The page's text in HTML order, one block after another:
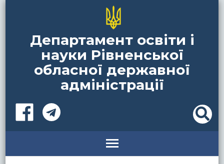
Департамент освіти і
науки Рівненської
обласної державної
адміністрації